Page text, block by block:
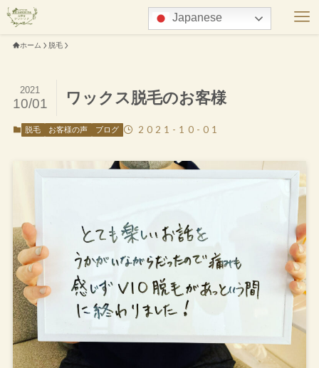
ホーム 脱毛
ワックス脱毛のお客様
2021
10/01
脱毛 お客様の声 ブログ 2021-10-01
Japanese